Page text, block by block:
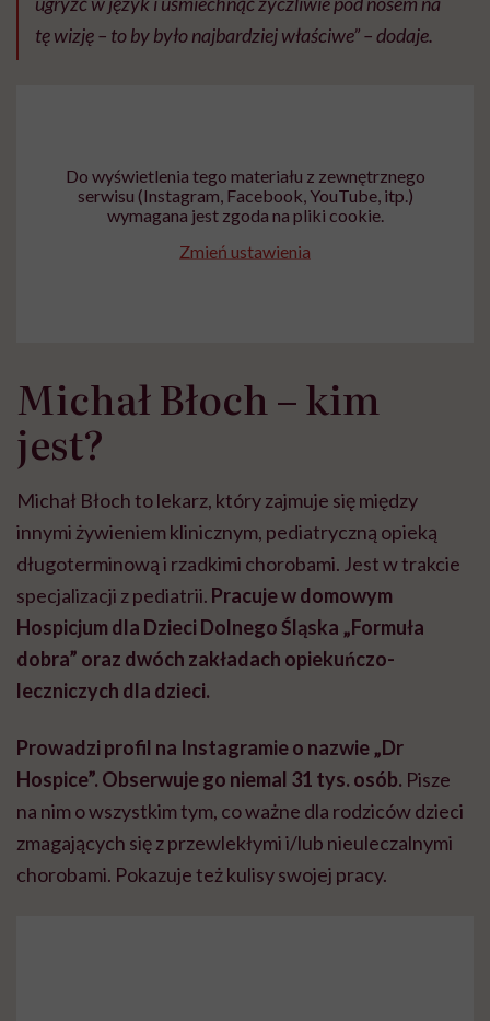
tę wizję – to by było najbardziej właściwe” – dodaje.
Do wyświetlenia tego materiału z zewnętrznego
serwisu (Instagram, Facebook, YouTube, itp.)
wymagana jest zgoda na pliki cookie.
Zmień ustawienia
Michał Błoch – kim
jest?
Michał Błoch to lekarz, który zajmuje się między
innymi żywieniem klinicznym, pediatryczną opieką
długoterminową i rzadkimi chorobami. Jest w trakcie
specjalizacji z pediatrii. Pracuje w domowym
Hospicjum dla Dzieci Dolnego Śląska „Formuła
dobra” oraz dwóch zakładach opiekuńczo-
leczniczych dla dzieci.
Prowadzi profil na Instagramie o nazwie „Dr
Hospice”. Obserwuje go niemal 31 tys. osób. Pisze
na nim o wszystkim tym, co ważne dla rodziców dzieci
zmagających się z przewlekłymi i/lub nieuleczalnymi
chorobami. Pokazuje też kulisy swojej pracy.